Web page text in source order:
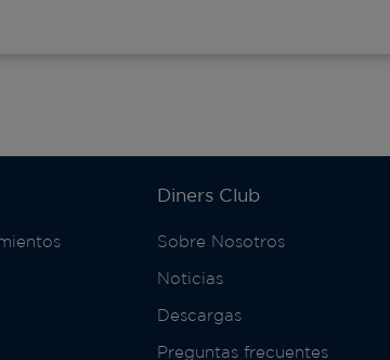
Diners Club
Sobre Nosotros
Noticias
Descargas
Preguntas frecuentes